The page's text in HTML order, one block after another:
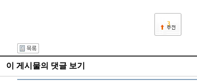
3
이 게시물의 댓글 보기